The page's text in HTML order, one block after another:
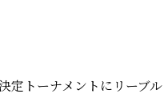
定トーナメントにリーブ